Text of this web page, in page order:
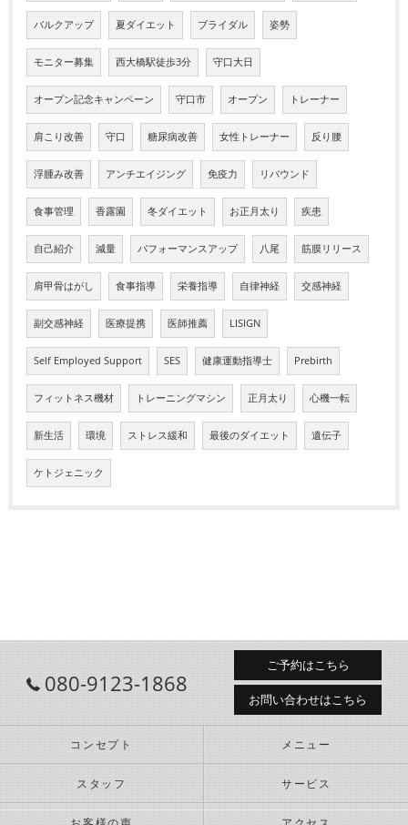
バルクアップ 夏ダイエット ブライダル 姿勢
モニター募集 西大橋駅徒歩3分 守口大日
オープン記念キャンペーン 守口市 オープン トレーナー
肩こり改善 守口 糖尿病改善 女性トレーナー 反り腰
浮腫み改善 アンチエイジング 免疫力 リバウンド
食事管理 香露園 冬ダイエット お正月太り 疾患
自己紹介 減量 パフォーマンスアップ 八尾 筋膜リリース
肩甲骨はがし 食事指導 栄養指導 自律神経 交感神経
副交感神経 医療提携 医師推薦 LISIGN
Self Employed Support SES 健康運動指導士 Prebirth
フィットネス機材 トレーニングマシン 正月太り 心機一転
新生活 環境 ストレス緩和 最後のダイエット 遺伝子
ケトジェニック
080-9123-1868
ご予約はこちら
お問い合わせはこちら
コンセプト メニュー
スタッフ サービス